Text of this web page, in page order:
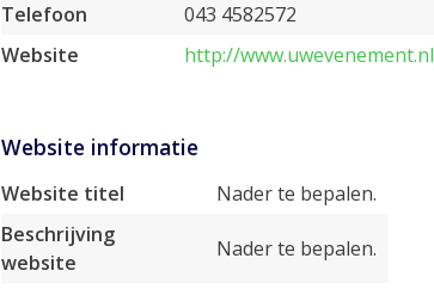
Telefoon
043 4582572
Website
http://www.uwevenement.nl
Website informatie
Website titel
Nader te bepalen.
Beschrijving
website
Nader te bepalen.